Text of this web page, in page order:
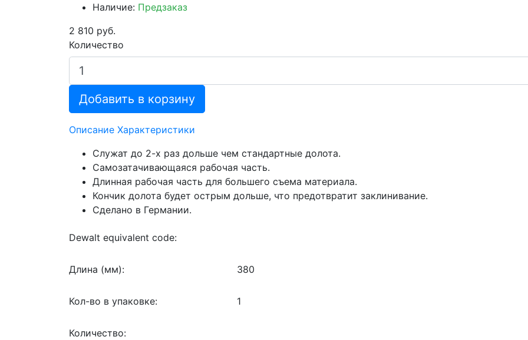
Наличие: Предзаказ
2 810 руб.
Количество
Добавить в корзину
Описание Характеристики
Служат до 2-х раз дольше чем стандартные долота.
Самозатачивающаяся рабочая часть.
Длинная рабочая часть для большего съема материала.
Кончик долота будет острым дольше, что предотвратит заклинивание.
Сделано в Германии.
Dewalt equivalent code:
Длина (мм): 380
Кол-во в упаковке: 1
Количество: